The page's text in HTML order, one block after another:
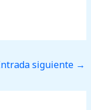
siguiente →